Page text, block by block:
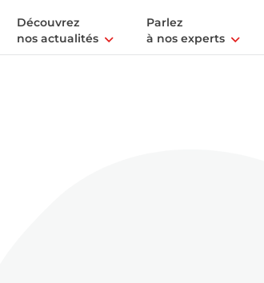
Découvrez
nos actualités
Parlez
à nos experts